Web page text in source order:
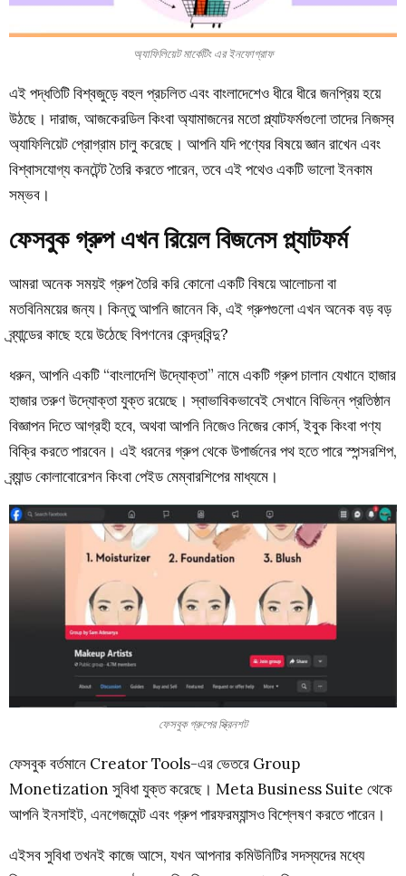
অ্যাফিলিয়েট মার্কেটিং এর ইনফোগ্রাফ
এই পদ্ধতিটি বিশ্বজুড়ে বহুল প্রচলিত এবং বাংলাদেশেও ধীরে ধীরে জনপ্রিয় হয়ে
উঠছে। দারাজ, আজকেরডিল কিংবা অ্যামাজনের মতো প্ল্যাটফর্মগুলো তাদের নিজস্ব
অ্যাফিলিয়েট প্রোগ্রাম চালু করেছে। আপনি যদি পণ্যের বিষয়ে জ্ঞান রাখেন এবং
বিশ্বাসযোগ্য কনটেন্ট তৈরি করতে পারেন, তবে এই পথেও একটি ভালো ইনকাম
সম্ভব।
ফেসবুক গ্রুপ এখন রিয়েল বিজনেস প্ল্যাটফর্ম
আমরা অনেক সময়ই গ্রুপ তৈরি করি কোনো একটি বিষয়ে আলোচনা বা
মতবিনিময়ের জন্য। কিন্তু আপনি জানেন কি, এই গ্রুপগুলো এখন অনেক বড় বড়
ব্র্যান্ডের কাছে হয়ে উঠেছে বিপণনের কেন্দ্রবিন্দু?
ধরুন, আপনি একটি “বাংলাদেশি উদ্যোক্তা” নামে একটি গ্রুপ চালান যেখানে হাজার
হাজার তরুণ উদ্যোক্তা যুক্ত রয়েছে। স্বাভাবিকভাবেই সেখানে বিভিন্ন প্রতিষ্ঠান
বিজ্ঞাপন দিতে আগ্রহী হবে, অথবা আপনি নিজেও নিজের কোর্স, ইবুক কিংবা পণ্য
বিক্রি করতে পারবেন। এই ধরনের গ্রুপ থেকে উপার্জনের পথ হতে পারে স্পন্সরশিপ,
ব্র্যান্ড কোলাবোরেশন কিংবা পেইড মেম্বারশিপের মাধ্যমে।
ফেসবুক গ্রুপের স্ক্রিনশট
ফেসবুক বর্তমানে Creator Tools-এর ভেতরে Group
Monetization সুবিধা যুক্ত করেছে। Meta Business Suite থেকে
আপনি ইনসাইট, এনগেজমেন্ট এবং গ্রুপ পারফরম্যান্সও বিশ্লেষণ করতে পারেন।
এইসব সুবিধা তখনই কাজে আসে, যখন আপনার কমিউনিটির সদস্যদের মধ্যে